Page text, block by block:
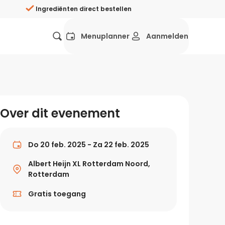
Ingrediënten direct bestellen
Wat eten we vandaag?
Gezonde recepten
Recepten avondeten
Makkelijke recepten
Menuplanner Aanmelden
Over dit evenement
Do 20 feb. 2025 - Za 22 feb. 2025
Albert Heijn XL Rotterdam Noord,
Rotterdam
Gratis toegang